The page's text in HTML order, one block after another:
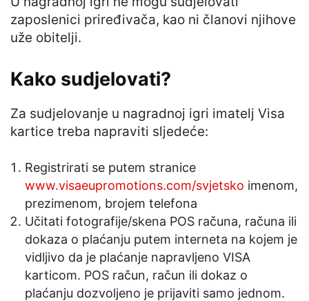
zaposlenici priređivača, kao ni članovi njihove
uže obitelji.
Kako sudjelovati?
Za sudjelovanje u nagradnoj igri imatelj Visa
kartice treba napraviti sljedeće:
Registrirati se putem stranice
www.visaeupromotions.com/svjetsko imenom,
prezimenom, brojem telefona
Učitati fotografije/skena POS računa, računa ili
dokaza o plaćanju putem interneta na kojem je
vidljivo da je plaćanje napravljeno VISA
karticom. POS račun, račun ili dokaz o
plaćanju dozvoljeno je prijaviti samo jednom.